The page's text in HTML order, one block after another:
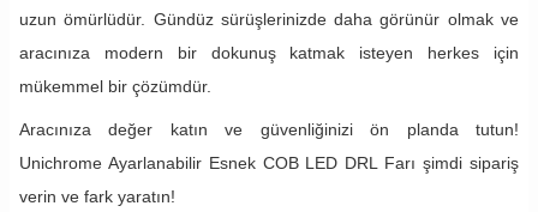
uzun ömürlüdür. Gündüz sürüşlerinizde daha görünür olmak ve
aracınıza modern bir dokunuş katmak isteyen herkes için
mükemmel bir çözümdür.
Aracınıza değer katın ve güvenliğinizi ön planda tutun!
Unichrome Ayarlanabilir Esnek COB LED DRL Farı şimdi sipariş
verin ve fark yaratın!